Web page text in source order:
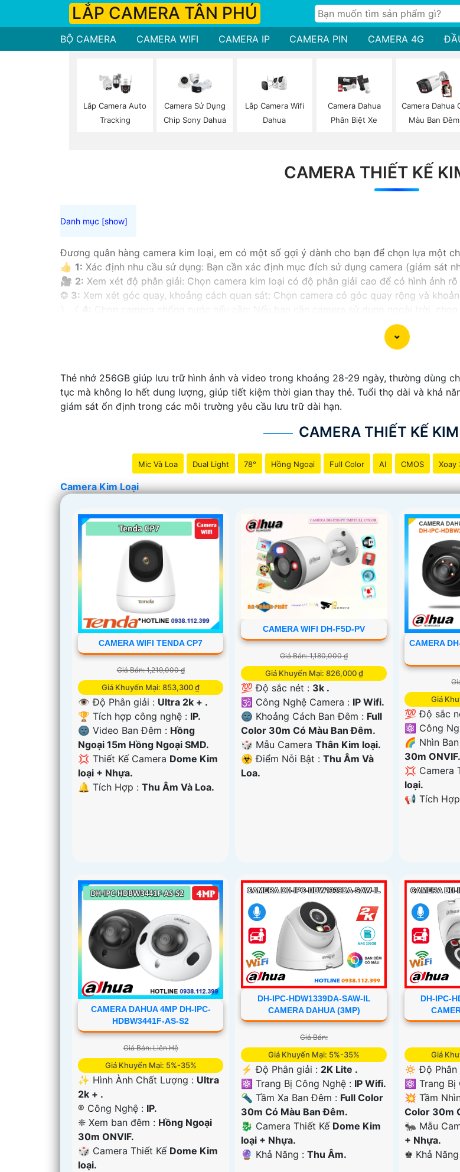
LẮP CAMERA TÂN PHÚ
BỘ CAMERA CAMERA WIFI CAMERA IP CAMERA PIN CAMERA 4G
Lắp Camera Auto
Tracking
Camera Sử Dụng
Chip Sony Dahua
Lắp Camera Wifi
Dahua
Camera Dahua
Phân Biệt Xe
Camera Dahua
Màu Ban Đêm
CAMERA THIẾT KẾ
Đương quân hàng camera kim loại, em có một số gợi ý dành cho bạn để chọn lựa một
👍 1: Xác định nhu cầu sử dụng: Bạn cần xác định mục đích sử dụng camera (giám sát
🎥 2: Xem xét độ phân giải: Chọn camera kim loại có độ phân giải cao để có hình ảnh
❂ 3: Xem xét góc quay, khoảng cách quan sát: Chọn camera có góc quay rộng và
Xem xét tính năng kết nối và lưu trữ: Chọn camera kim loại có tính năng kết nối
Xem xét giá cả: Xác định ngân sách của bạn để chọn camera kim loại phù hợp với túi
Hy vọng những gợi ý trên sẽ giúp bạn chọn lựa được một chiếc camera kim loại hoàn hảo.
Thẻ nhớ 256GB giúp lưu trữ hình ảnh và video trong khoảng 28-29 ngày, thường dùng
tục mà không lo hết dung lượng, giúp tiết kiệm thời gian thay thẻ. Tuổi thọ dài và khả
giám sát ổn định trong các môi trường yêu cầu lưu trữ dài hạn.
CAMERA THIẾT KẾ
Mic Và Loa Dual Light 78° Hồng Ngoại Full Color AI CMOS Xoay
Camera Kim Loại
CAMERA WIFI TENDA CP7
Giá Bán: 1,219,000 ₫
Giá Khuyến Mại: 853,300 ₫
👁 Độ Phân giải : Ultra 2k + .
🏆 Tích hợp công nghệ : IP.
🌚 Video Ban Đêm : Hồng
Ngoại 15m Hồng Ngoại SMD.
💢 Thiết Kế Camera Dome Kim
loại + Nhựa.
️🔔 Tích Hợp : Thu Âm Và Loa.
CAMERA WIFI DH-F5D-PV
Giá Bán: 1,180,000 ₫
Giá Khuyến Mại: 826,000 ₫
💯 Độ sắc nét : 3k .
🕉️ Công Nghệ Camera : IP Wifi.
🌚 Khoảng Cách Ban Đêm : Full
Color 30m Có Màu Ban Ðêm.
🎲 Mẫu CameraThân Kim loại.
️☣️ Điểm Nỗi Bật :Thu Âm Và
Loa.
CAMERA
Giá
💯 Độ sắc
⚛️ Công
🌈 Nhìn
30m ONVIF.
💢 Camera
loại.
️📢 Tích
CAMERA DAHUA 4MP DH-IPC-
HDBW3441F-AS-S2
Giá Bán: Liên Hệ
Giá Khuyến Mại: 5%-35%
✨ Hình Ành Chất Lượng : Ultra
2k + .
®️ Công Nghệ : IP.
❈ Xem ban đêm : Hồng Ngoại
30m ONVIF.
🎲 Camera Thiết Kế Dome Kim
loại.
DH-IPC-HDW1339DA-SAW-IL
CAMERA DAHUA (3MP)
Giá Bán:
Giá Khuyến Mại: 5%-35%
️⚡ Độ Phân giải : 2K Lite .
⚛️ Trang Bị Công Nghệ : IP Wifi.
🔦 Tầm Xa Ban Đêm : Full Color
30m Có Màu Ban Ðêm.
🐉️ Camera Thiết Kế Dome Kim
loại + Nhựa.
️🔮 Khả Năng :Thu Âm.
DH-IPC-
Giá
🔅 Độ Phân
⚛️ Trang Bị
💥 Tầm
Color 30m
🐜 Mẫu
+ Nhựa.
️♚ Khả